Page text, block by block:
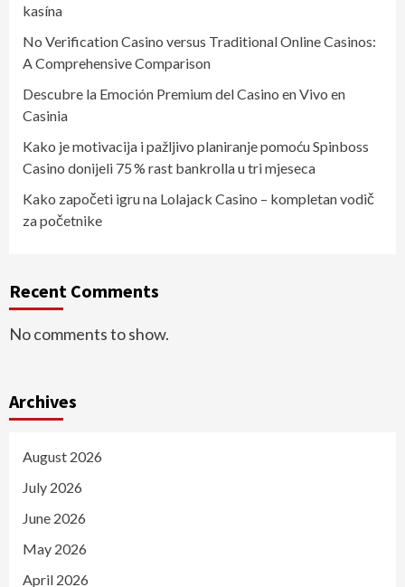
kasína
No Verification Casino versus Traditional Online Casinos:
A Comprehensive Comparison
Descubre la Emoción Premium del Casino en Vivo en
Casinia
Kako je motivacija i pažljivo planiranje pomoću Spinboss
Casino donijeli 75 % rast bankrolla u tri mjeseca
Kako započeti igru na Lolajack Casino – kompletan vodič
za početnike
Recent Comments
No comments to show.
Archives
August 2026
July 2026
June 2026
May 2026
April 2026